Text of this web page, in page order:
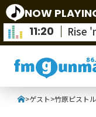
NOW
11:20 Rise
>ゲスト>竹原ピストル